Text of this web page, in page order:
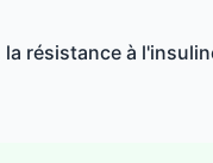
résistance à